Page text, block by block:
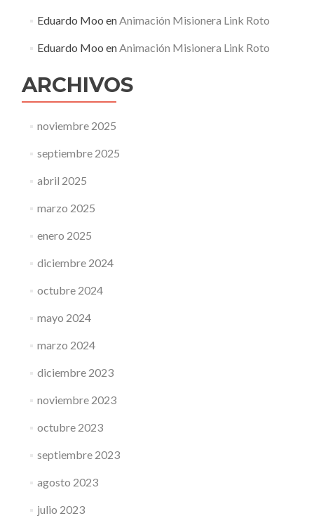
Eduardo Moo enAnimación Misionera Link Roto
Eduardo Moo enAnimación Misionera Link Roto
ARCHIVOS
noviembre 2025
septiembre 2025
abril 2025
marzo 2025
enero 2025
diciembre 2024
octubre 2024
mayo 2024
marzo 2024
diciembre 2023
noviembre 2023
octubre 2023
septiembre 2023
agosto 2023
julio 2023